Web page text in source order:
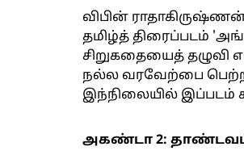
விபின்
தமிழ்த் திரைப்படம்
சிறுகதையைத் தழுவி
நல்ல வரவேற்பை
இந்நிலையில் இப்படம்
அகண்டா 2: